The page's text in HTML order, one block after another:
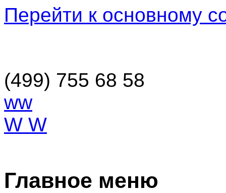
Перейти к основному
(499) 755 68 58
ww
W W
Главное меню